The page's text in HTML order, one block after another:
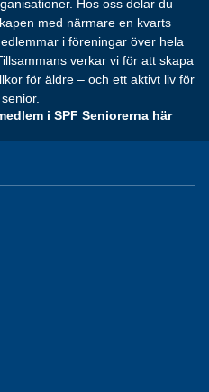
Hos oss delar du
med närmare en kvarts
i föreningar över hela
verkar vi för att skapa
för äldre – och ett aktivt liv för
i SPF Seniorerna här